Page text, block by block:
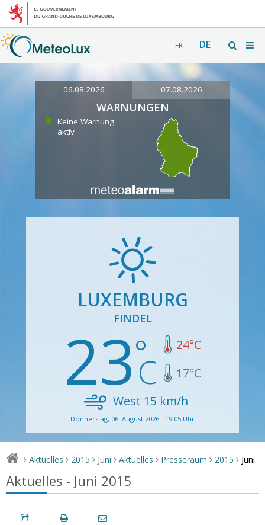
FR DE
06.08.2026 07.08.2026
WARNUNGEN
Keine Warnung
aktiv
LUXEMBURG
FINDEL
23 24°C
17°C
West 15 km/h
Donnerstag, 06. August 2026 - 19:05 Uhr
> Aktuelles > 2015 > Juni > Aktuelles > Presseraum > 2015 > Juni
Aktuelles - Juni 2015